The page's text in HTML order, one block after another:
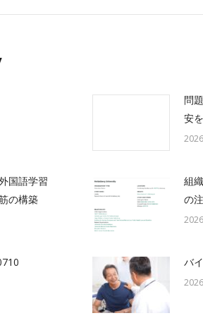
問
安
国語学習
の構築
組
の
バ